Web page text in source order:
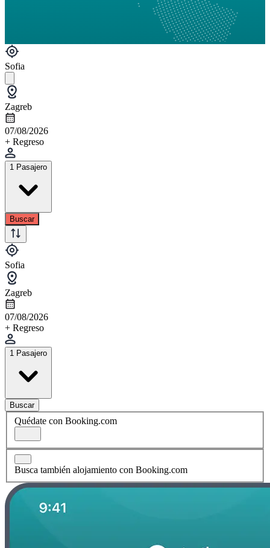
Sofia
Zagreb
07/08/2026
+ Regreso
1 Pasajero
Buscar
Sofia
Zagreb
07/08/2026
+ Regreso
1 Pasajero
Buscar
Quédate con Booking.com
Busca también alojamiento con Booking.com